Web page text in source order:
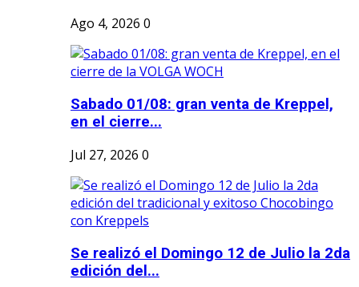
Ago 4, 2026 0
Sabado 01/08: gran venta de Kreppel,
en el cierre...
Jul 27, 2026 0
Se realizó el Domingo 12 de Julio la 2da
edición del...